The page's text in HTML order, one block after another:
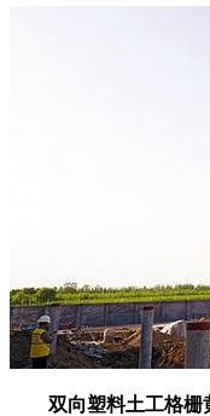
双向塑料土工格栅